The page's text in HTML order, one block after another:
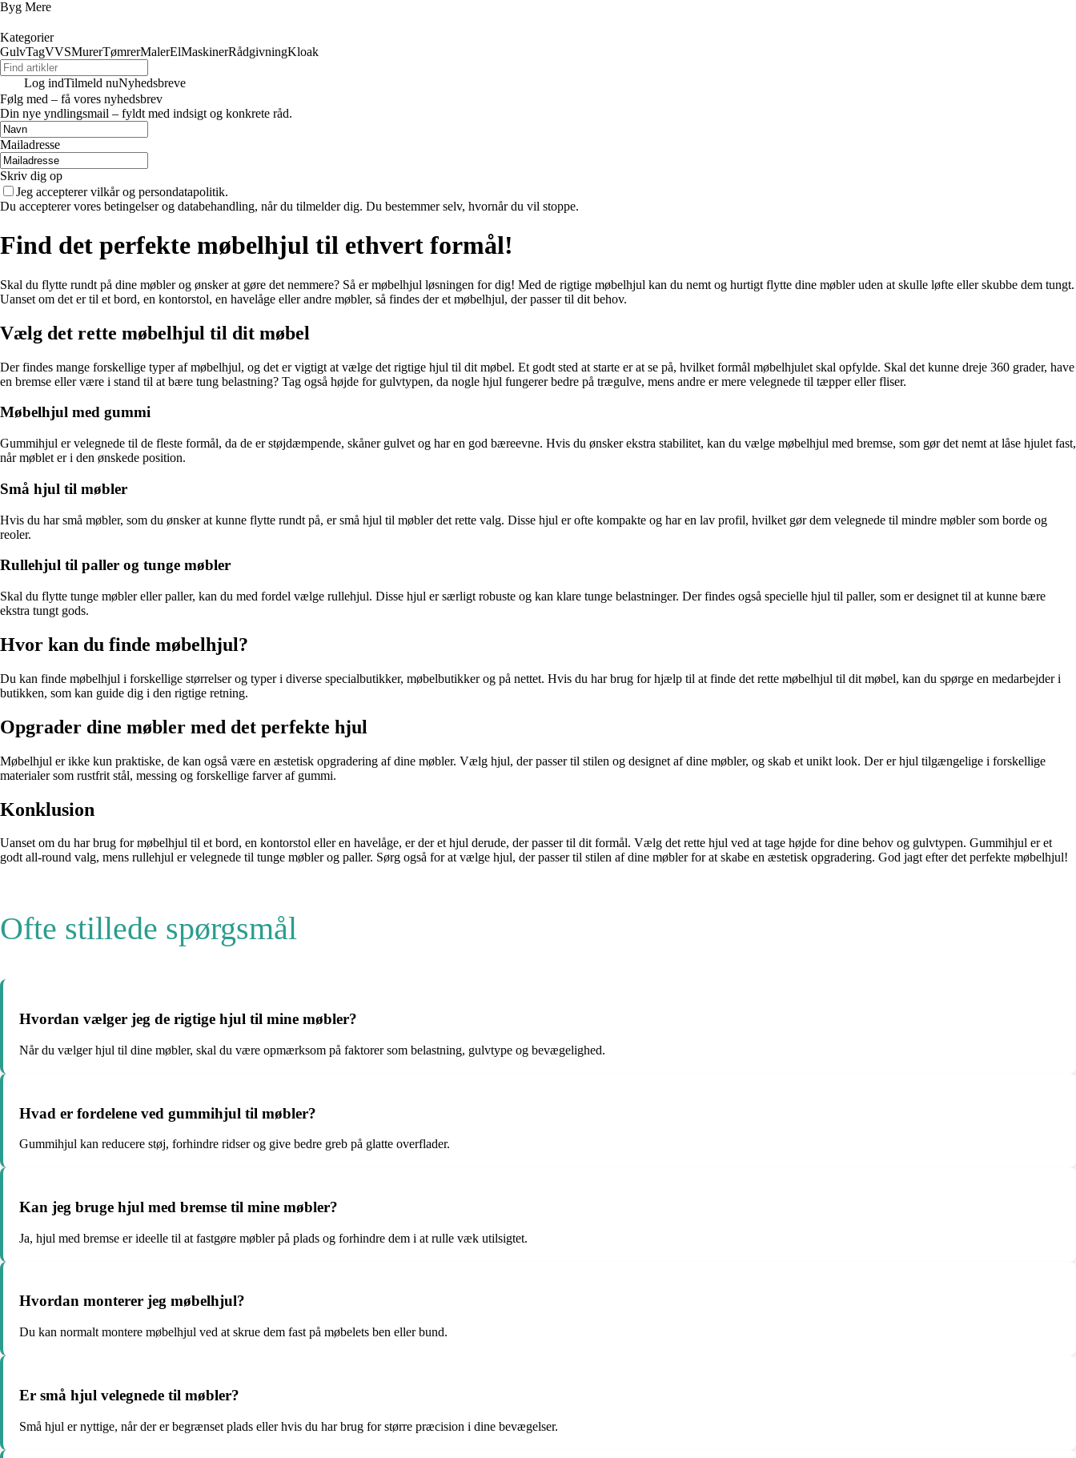
Byg Mere
Kategorier
GulvTagVVSMurerTømrerMalerElMaskinerRådgivningKloak
Log indTilmeld nuNyhedsbreve
Følg med – få vores nyhedsbrev
Din nye yndlingsmail – fyldt med indsigt og konkrete råd.
Mailadresse
Skriv dig op
Jeg accepterer vilkår og persondatapolitik.
Du accepterer vores betingelser og databehandling, når du tilmelder dig. Du bestemmer selv, hvornår du vil stoppe.
Find det perfekte møbelhjul til ethvert formål!
Skal du flytte rundt på dine møbler og ønsker at gøre det nemmere? Så er møbelhjul løsningen for dig! Med de rigtige møbelhjul kan du nemt og hurtigt flytte dine møbler uden at skulle løfte eller skubbe dem tungt.
Uanset om det er til et bord, en kontorstol, en havelåge eller andre møbler, så findes der et møbelhjul, der passer til dit behov.
Vælg det rette møbelhjul til dit møbel
Der findes mange forskellige typer af møbelhjul, og det er vigtigt at vælge det rigtige hjul til dit møbel. Et godt sted at starte er at se på, hvilket formål møbelhjulet skal opfylde. Skal det kunne dreje 360 grader, have
en bremse eller være i stand til at bære tung belastning? Tag også højde for gulvtypen, da nogle hjul fungerer bedre på trægulve, mens andre er mere velegnede til tæpper eller fliser.
Møbelhjul med gummi
Gummihjul er velegnede til de fleste formål, da de er støjdæmpende, skåner gulvet og har en god bæreevne. Hvis du ønsker ekstra stabilitet, kan du vælge møbelhjul med bremse, som gør det nemt at låse hjulet fast,
når møblet er i den ønskede position.
Små hjul til møbler
Hvis du har små møbler, som du ønsker at kunne flytte rundt på, er små hjul til møbler det rette valg. Disse hjul er ofte kompakte og har en lav profil, hvilket gør dem velegnede til mindre møbler som borde og
reoler.
Rullehjul til paller og tunge møbler
Skal du flytte tunge møbler eller paller, kan du med fordel vælge rullehjul. Disse hjul er særligt robuste og kan klare tunge belastninger. Der findes også specielle hjul til paller, som er designet til at kunne bære
ekstra tungt gods.
Hvor kan du finde møbelhjul?
Du kan finde møbelhjul i forskellige størrelser og typer i diverse specialbutikker, møbelbutikker og på nettet. Hvis du har brug for hjælp til at finde det rette møbelhjul til dit møbel, kan du spørge en medarbejder i
butikken, som kan guide dig i den rigtige retning.
Opgrader dine møbler med det perfekte hjul
Møbelhjul er ikke kun praktiske, de kan også være en æstetisk opgradering af dine møbler. Vælg hjul, der passer til stilen og designet af dine møbler, og skab et unikt look. Der er hjul tilgængelige i forskellige
materialer som rustfrit stål, messing og forskellige farver af gummi.
Konklusion
Uanset om du har brug for møbelhjul til et bord, en kontorstol eller en havelåge, er der et hjul derude, der passer til dit formål. Vælg det rette hjul ved at tage højde for dine behov og gulvtypen. Gummihjul er et
godt all-round valg, mens rullehjul er velegnede til tunge møbler og paller. Sørg også for at vælge hjul, der passer til stilen af dine møbler for at skabe en æstetisk opgradering. God jagt efter det perfekte møbelhjul!
Ofte stillede spørgsmål
Hvordan vælger jeg de rigtige hjul til mine møbler?
Når du vælger hjul til dine møbler, skal du være opmærksom på faktorer som belastning, gulvtype og bevægelighed.
Hvad er fordelene ved gummihjul til møbler?
Gummihjul kan reducere støj, forhindre ridser og give bedre greb på glatte overflader.
Kan jeg bruge hjul med bremse til mine møbler?
Ja, hjul med bremse er ideelle til at fastgøre møbler på plads og forhindre dem i at rulle væk utilsigtet.
Hvordan monterer jeg møbelhjul?
Du kan normalt montere møbelhjul ved at skrue dem fast på møbelets ben eller bund.
Er små hjul velegnede til møbler?
Små hjul er nyttige, når der er begrænset plads eller hvis du har brug for større præcision i dine bevægelser.